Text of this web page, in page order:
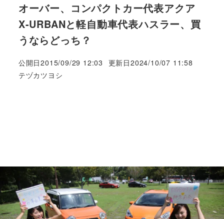
オーバー、コンパクトカー代表アクア
X-URBANと軽自動車代表ハスラー、買
うならどっち？
公開日2015/09/29 12:03 更新日2024/10/07 11:58
著
テヅカツヨシ